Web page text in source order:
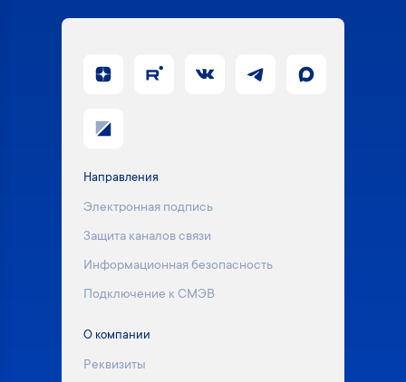
Направления
Электронная подпись
Защита каналов связи
Информационная безопасность
Подключение к СМЭВ
О компании
Реквизиты